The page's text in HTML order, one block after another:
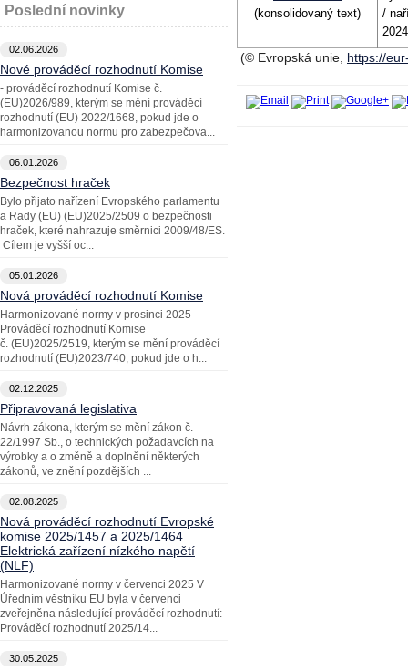
Poslední novinky
02.06.2026
Nové prováděcí rozhodnutí Komise
- prováděcí rozhodnutí Komise č.
(EU)2026/989, kterým se mění prováděcí
rozhodnutí (EU) 2022/1668, pokud jde o
harmonizovanou normu pro zabezpečova...
06.01.2026
Bezpečnost hraček
Bylo přijato nařízení Evropského parlamentu
a Rady (EU) (EU)2025/2509 o bezpečnosti
hraček, které nahrazuje směrnici 2009/48/ES.
Cílem je vyšší oc...
05.01.2026
Nová prováděcí rozhodnutí Komise
Harmonizované normy v prosinci 2025 -
Prováděcí rozhodnutí Komise
č. (EU)2025/2519, kterým se mění prováděcí
rozhodnutí (EU)2023/740, pokud jde o h...
02.12.2025
Připravovaná legislativa
Návrh zákona, kterým se mění zákon č.
22/1997 Sb., o technických požadavcích na
výrobky a o změně a doplnění některých
zákonů, ve znění pozdějších ...
02.08.2025
Nová prováděcí rozhodnutí Evropské
komise 2025/1457 a 2025/1464
Elektrická zařízení nízkého napětí
(NLF)
Harmonizované normy v červenci 2025 V
Úředním věstníku EU byla v červenci
zveřejněna následující prováděcí rozhodnutí:
Prováděcí rozhodnutí 2025/14...
30.05.2025
(konsolidovaný text)
/
(© Evropská unie, https://